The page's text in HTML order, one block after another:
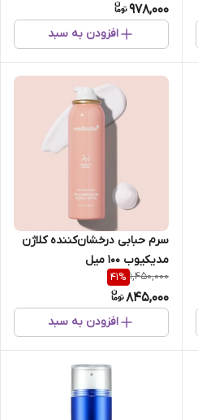
978,000
افزودن به سبد
سرم حبابی درخشان‌کننده کلاژن
مدیکیوب ۱۰۰ میل
1,450,000
41%
845,000
افزودن به سبد